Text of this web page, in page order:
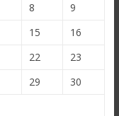
8
9
15
16
22
23
29
30